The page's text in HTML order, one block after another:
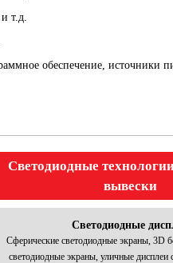
т.д.
обеспечение, источники
Светодиодные
вывески
Светодиодные
Сферические светодиодные экраны, 3D
светодиодные экраны, уличные дисплеи